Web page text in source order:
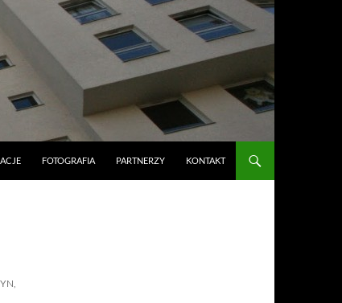
FOTOGRAFIA PARTNERZY KONTAKT